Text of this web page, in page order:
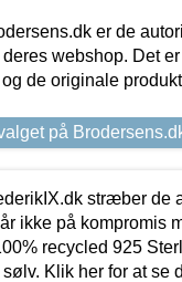
er de
webshop. Det
de originale
på
stræber de
ikke på kompromis
recycled 925
Klik her for at se